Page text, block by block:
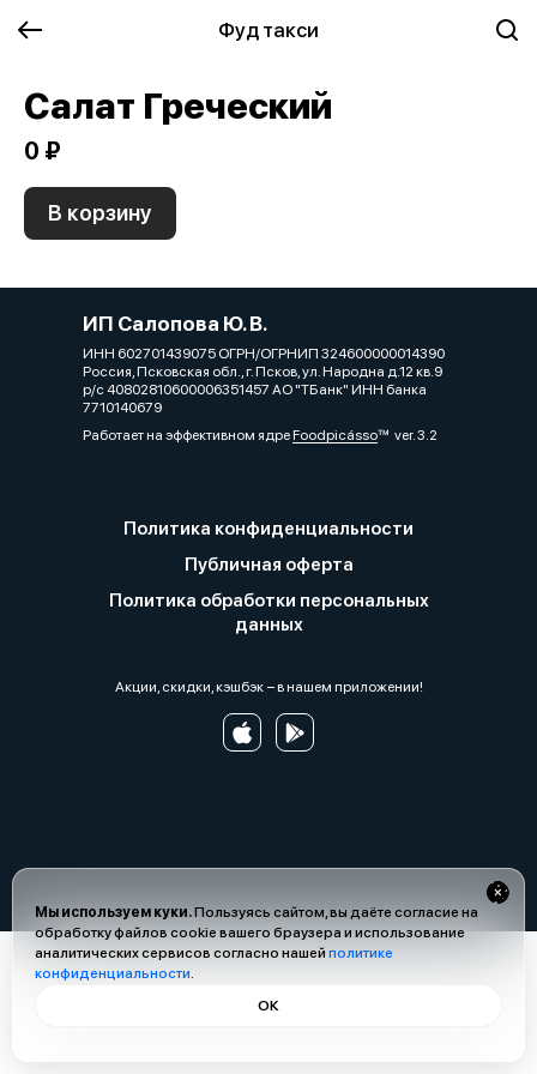
Фуд такси
Мы используем куки.Пользуясь сайтом, вы даёте согласие на
обработку файлов cookie вашего браузера и использование
аналитических сервисов согласно нашей политике
конфиденциальности.
ОК
Салат Греческий
0 ₽
В корзину
ИП Салопова Ю. В.
ИНН 602701439075 ОГРН/ОГРНИП 324600000014390
Россия, Псковская обл., г. Псков, ул. Народна д.12 кв.9
р/с 40802810600006351457 АО "ТБанк" ИНН банка
7710140679
Работает на эффективном ядреFoodpicássover. 3.2
Политика конфиденциальности
Публичная оферта
Политика обработки персональных
данных
Акции, скидки, кэшбэк − в нашем приложении!